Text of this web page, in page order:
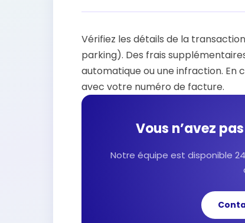
Vérifiez les détails de la
parking). Des frais
automatique ou une infraction. En
avec votre numéro de facture.
Vous n’avez
Notre équipe est disponible